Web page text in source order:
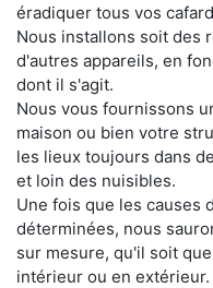
éradiquer tous vos
Nous installons soit des
d'autres appareils, en
dont il s'agit.
Nous vous fournissons
maison ou bien votre
les lieux toujours dans
et loin des nuisibles.
Une fois que les causes
déterminées, nous
sur mesure, qu'il soit
intérieur ou en extérieur.